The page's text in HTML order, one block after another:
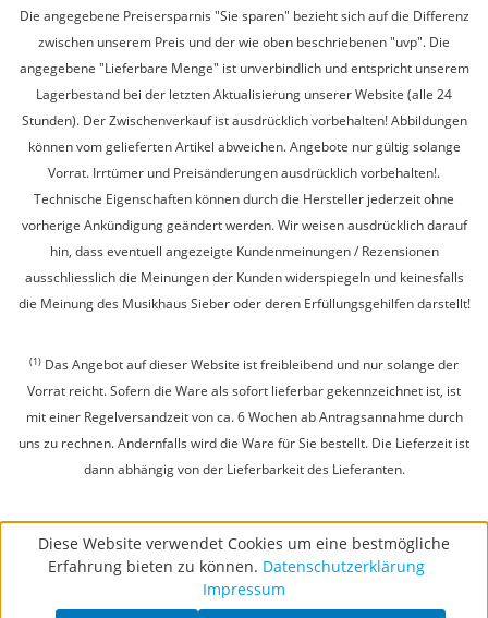
Die angegebene Preisersparnis "Sie sparen" bezieht sich auf die Differenz
zwischen unserem Preis und der wie oben beschriebenen "uvp". Die
angegebene "Lieferbare Menge" ist unverbindlich und entspricht unserem
Lagerbestand bei der letzten Aktualisierung unserer Website (alle 24
Stunden). Der Zwischenverkauf ist ausdrücklich vorbehalten! Abbildungen
können vom gelieferten Artikel abweichen. Angebote nur gültig solange
Vorrat. Irrtümer und Preisänderungen ausdrücklich vorbehalten!.
Technische Eigenschaften können durch die Hersteller jederzeit ohne
vorherige Ankündigung geändert werden. Wir weisen ausdrücklich darauf
hin, dass eventuell angezeigte Kundenmeinungen / Rezensionen
ausschliesslich die Meinungen der Kunden widerspiegeln und keinesfalls
die Meinung des Musikhaus Sieber oder deren Erfüllungsgehilfen darstellt!
(1) Das Angebot auf dieser Website ist freibleibend und nur solange der
Vorrat reicht. Sofern die Ware als sofort lieferbar gekennzeichnet ist, ist
mit einer Regelversandzeit von ca. 6 Wochen ab Antragsannahme durch
uns zu rechnen. Andernfalls wird die Ware für Sie bestellt. Die Lieferzeit ist
dann abhängig von der Lieferbarkeit des Lieferanten.
Diese Website verwendet Cookies um eine bestmögliche
Erfahrung bieten zu können. Datenschutzerklärung
Impressum